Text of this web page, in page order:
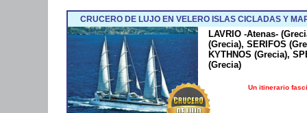
CRUCERO DE LUJO EN VELERO ISLAS CICLADAS Y
LAVRIO -Atenas-
(Grecia), SERIFOS
KYTHNOS (Grecia),
(Grecia)
Un itinerario